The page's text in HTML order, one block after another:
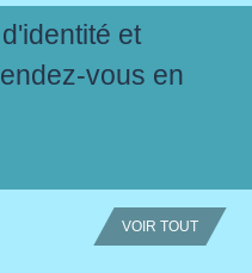
et
vous en
VOIR TOUT